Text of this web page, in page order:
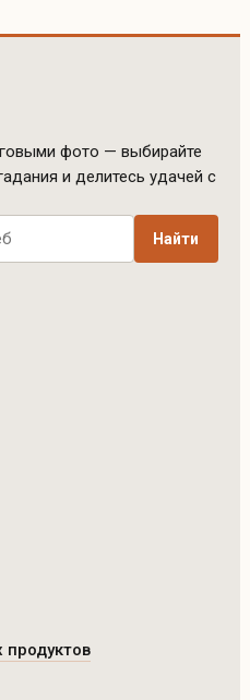
фото — выбирайте
и делитесь удачей с
Найти